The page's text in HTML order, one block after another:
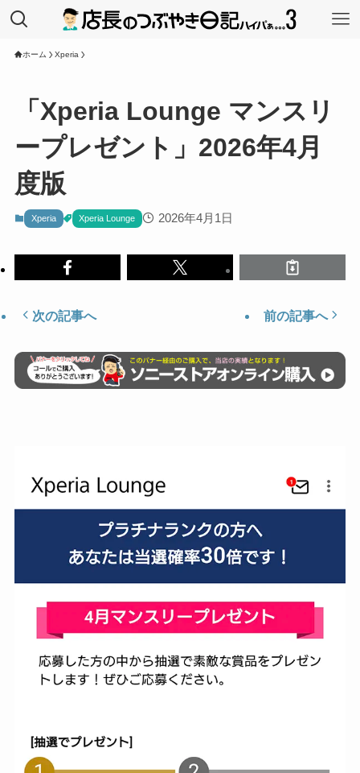
ホーム Xperia
「Xperia Lounge マンスリ
ープレゼント」2026年4月
度版
Xperia Xperia Lounge 2026年4月1日
次の記事へ 前の記事へ